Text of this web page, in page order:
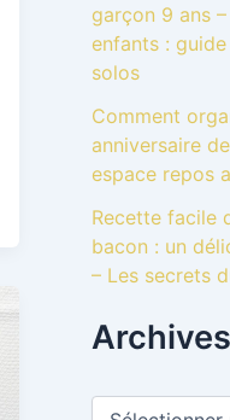
garçon 9 ans
enfants :
solos
Comment
anniversaire
espace repos
Recette facile
bacon : un
– Les secrets
Archives
A